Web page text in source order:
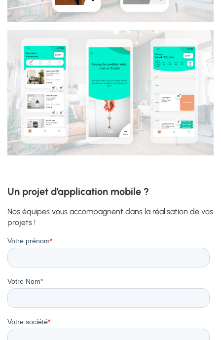
Un projet d’application mobile ?
Nos équipes vous accompagnent dans la réalisation de vos
projets !